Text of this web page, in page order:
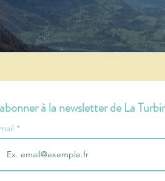
à la newsletter de La